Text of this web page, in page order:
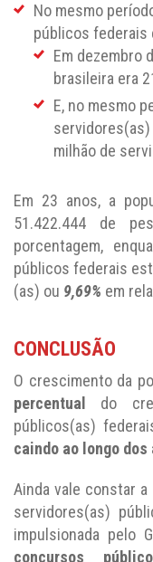
No mesmo
públicos federais
Em dezembro
brasileira era
E, no mesmo
milhão de
Em 23 anos, a
51.422.444 de
porcentagem,
públicos federais
(as) ou 9,69% em
CONCLUSÃO
O crescimento da
percentual
do
públicos(as)
caindo ao longo dos
Ainda vale constar a
servidores(as)
impulsionada pelo
concursos